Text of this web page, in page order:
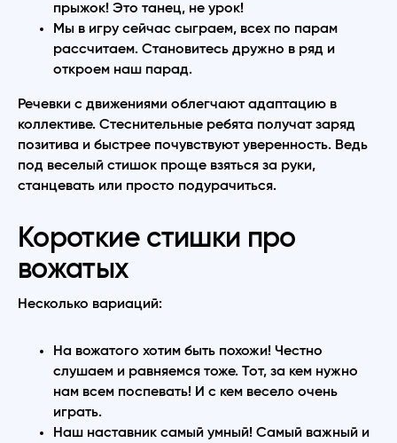
прыжок! Это танец, не урок!
Мы в игру сейчас сыграем, всех по парам
рассчитаем. Становитесь дружно в ряд и
откроем наш парад.
Речевки с движениями облегчают адаптацию в
коллективе. Стеснительные ребята получат заряд
позитива и быстрее почувствуют уверенность. Ведь
под веселый стишок проще взяться за руки,
станцевать или просто подурачиться.
Короткие стишки про
вожатых
Несколько вариаций:
На вожатого хотим быть похожи! Честно
слушаем и равняемся тоже. Тот, за кем нужно
нам всем поспевать! И с кем весело очень
играть.
Наш наставник самый умный! Самый важный и